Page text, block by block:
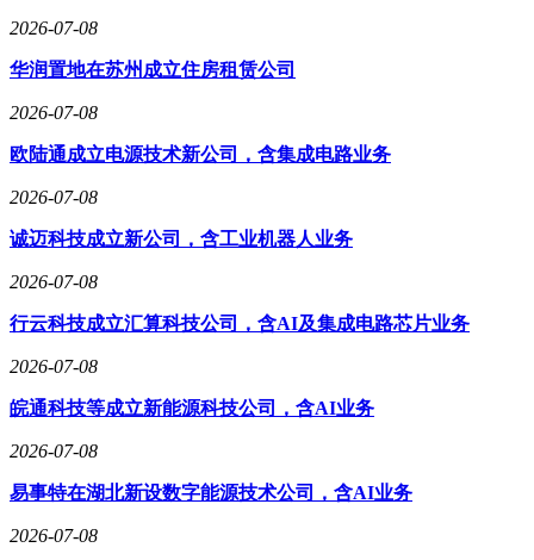
2026-07-08
华润置地在苏州成立住房租赁公司
2026-07-08
欧陆通成立电源技术新公司，含集成电路业务
2026-07-08
诚迈科技成立新公司，含工业机器人业务
2026-07-08
行云科技成立汇算科技公司，含AI及集成电路芯片业务
2026-07-08
皖通科技等成立新能源科技公司，含AI业务
2026-07-08
易事特在湖北新设数字能源技术公司，含AI业务
2026-07-08